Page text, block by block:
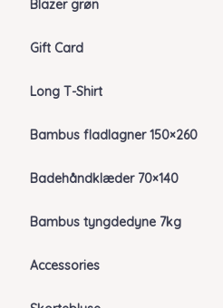
Blazer grøn
Gift Card
Long T-Shirt
Bambus fladlagner 150×260
Badehåndklæder 70×140
Bambus tyngdedyne 7kg
Accessories